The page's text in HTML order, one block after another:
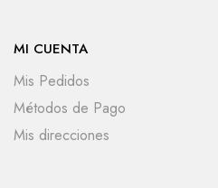
MI CUENTA
Mis Pedidos
Métodos de Pago
Mis direcciones